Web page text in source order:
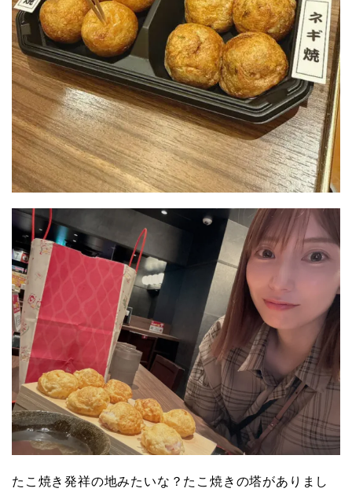
たこ焼き発祥の地みたいな？たこ焼きの塔がありまし